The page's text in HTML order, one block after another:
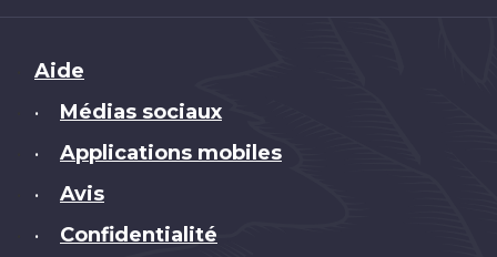
Brand
Aide
• Médias sociaux
• Applications mobiles
• Avis
• Confidentialité